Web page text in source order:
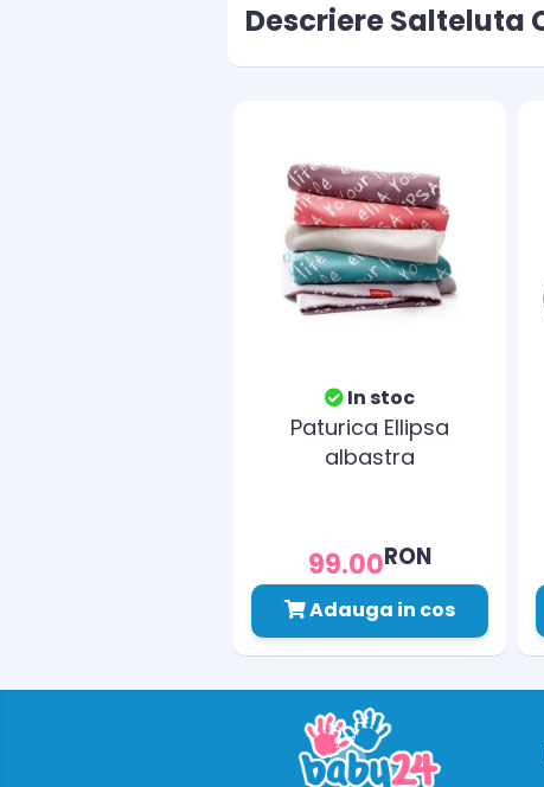
Descriere Salteluta
In stoc
Paturica Ellipsa
albastra
99.00RON
Adauga in cos